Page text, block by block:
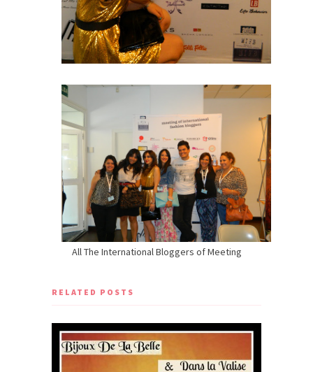
All The International Bloggers of Meeting
RELATED POSTS